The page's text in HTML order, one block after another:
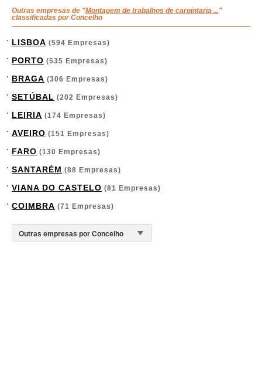
Outras empresas de "Montagem de trabalhos de carpintaria ..."
classificadas por Concelho
LISBOA (594 Empresas)
PORTO (535 Empresas)
BRAGA (306 Empresas)
SETÚBAL (202 Empresas)
LEIRIA (174 Empresas)
AVEIRO (151 Empresas)
FARO (130 Empresas)
SANTARÉM (88 Empresas)
VIANA DO CASTELO (81 Empresas)
COIMBRA (71 Empresas)